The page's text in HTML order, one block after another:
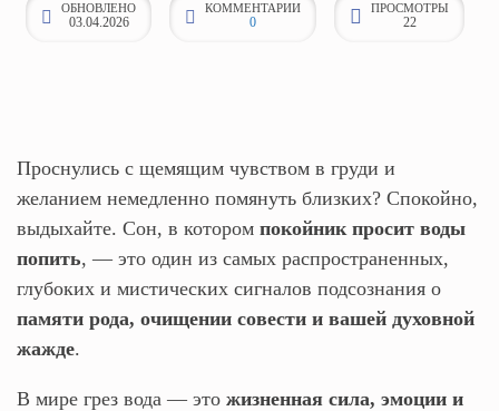
ОБНОВЛЕНО
03.04.2026
КОММЕНТАРИИ
0
ПРОСМОТРЫ
22
Проснулись с щемящим чувством в груди и
желанием немедленно помянуть близких? Спокойно,
выдыхайте. Сон, в котором покойник просит воды
попить, — это один из самых распространенных,
глубоких и мистических сигналов подсознания о
памяти рода, очищении совести и вашей духовной
жажде.
В мире грез вода — это жизненная сила, эмоции и